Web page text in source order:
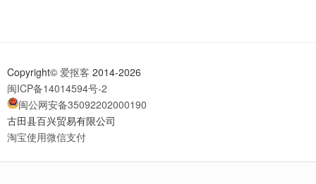
Copyright© 爱抠客 2014-2026
闽ICP备14014594号-2
闽公网安备35092202000190
古田县百兴贸易有限公司
淘宝使用微信支付